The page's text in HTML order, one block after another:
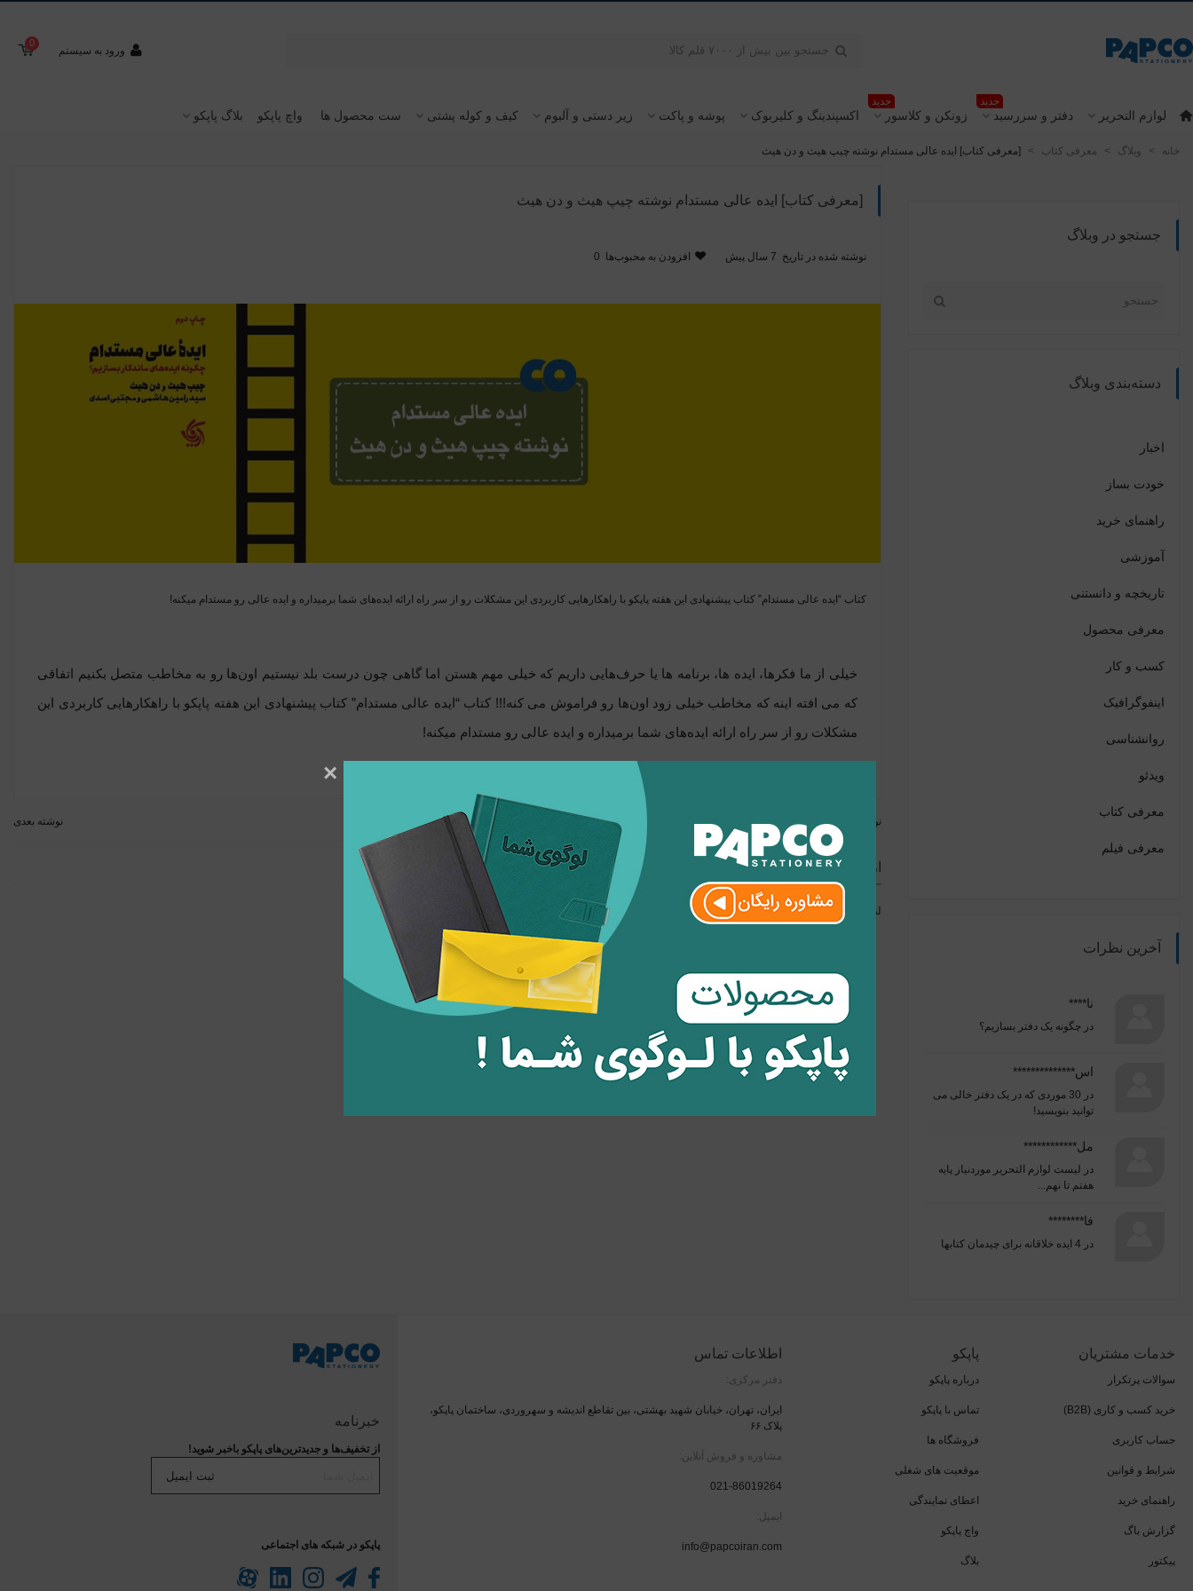
ورود به سیستم
0
لوازم التحریر دفتر و سررسید
جدید
زونکن و کلاسور
جدید
اکسپندینگ و کلیربوک پوشه و پاکت زیر دستی و آلبوم کیف و کوله پشتی ست محصول ها واچ پاپکو بلاگ پاپکو
خانه > وبلاگ > معرفی کتاب > [معرفی کتاب] ایده عالی مستدام نوشته چیپ هیث و دن هیث
جستجو در وبلاگ
دسته‌بندی وبلاگ
اخبار
خودت بساز
راهنمای خرید
آموزشی
تاریخچه و دانستنی
معرفی محصول
کسب و کار
اینفوگرافیک
روانشناسی
ویدئو
معرفی کتاب
معرفی فیلم
آخرین نظرات
نا****
در چگونه یک دفتر بسازیم؟
اس**************
در
30 موردی که در یک دفتر خالی می
توانید بنویسید!
مل************
در لیست لوازم التحریر موردنیاز پایه
هفتم تا نهم...
فا********
در 4 ایده خلاقانه برای چیدمان کتابها
[معرفی کتاب] ایده عالی مستدام نوشته چیپ هیث و دن هیث
نوشته شده در تاریخ 7 سال پیش افزودن به محبوب‌ها 0
کتاب “ایده عالی مستدام” کتاب پیشنهادی این هفته پاپکو با راهکار‌هایی کاربردی این مشکلات رو از سر راه ارائه ایده‌های شما برمیداره و ایده عالی رو مستدام میکنه!
خیلی از ما فکرها، ایده ها، برنامه ها یا حرف‌هایی داریم که خیلی مهم هستن اما گاهی چون درست بلد نیستیم اون‌ها رو به مخاطب متصل بکنیم اتفاقی
که می افته اینه که مخاطب خیلی زود اون‌ها رو فراموش می کنه!!! کتاب “ایده عالی مستدام” کتاب پیشنهادی این هفته پاپکو با راهکار‌هایی کاربردی این
مشکلات رو از سر راه ارائه ایده‌های شما برمیداره و ایده عالی رو مستدام میکنه!
نوشته قبلی نوشته بعدی
ارسال نظر
لطفا برای ارسال نظر واردشوید.
خدمات مشتریان
سوالات پرتکرار
خرید کسب و کاری (B2B)
حساب کاربری
شرایط و قوانین
راهنمای خرید
گزارش باگ
پیکتور
پاپکو
درباره پاپکو
تماس با پاپکو
فروشگاه ها
موقعیت های شغلی
اعطای نمایندگی
واچ پاپکو
بلاگ
اطلاعات تماس
دفتر مرکزی:
ایران، تهران، خیابان شهید بهشتی، بین تقاطع اندیشه و سهروردی، ساختمان پاپکو،
پلاک ۶۶
مشاوره و فروش آنلاین:
021-86019264
ایمیل:
info@papcoiran.com
خبرنامه
از تخفیف‌ها و جدیدترین‌های پاپکو باخبر شوید!
ثبت ایمیل
پاپکو در شبکه های اجتماعی
×